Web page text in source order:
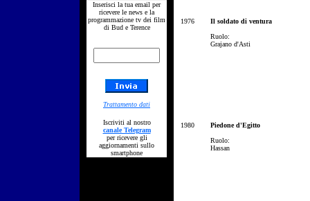
Inserisci la tua email per
ricevere le news e la
programmazione tv dei film
di Bud e Terence
Trattamento dati
Iscriviti al nostro
canale Telegram
per ricevere gli
aggiornamenti sullo
smartphone
1976
Il soldato di ventura
Ruolo:
Grajano d'Asti
1980
Piedone d'Egitto
Ruolo:
Hassan